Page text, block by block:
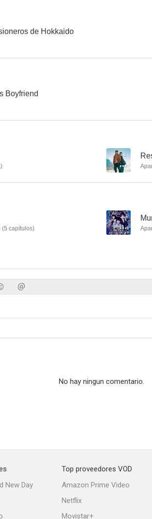
de Hokkaido
Boyfriend
)
--
(5 capítulos)
--
No hay ningun comentario.
New Day
Top proveedores VOD
Amazon Prime Video
Netflix
Movistar+